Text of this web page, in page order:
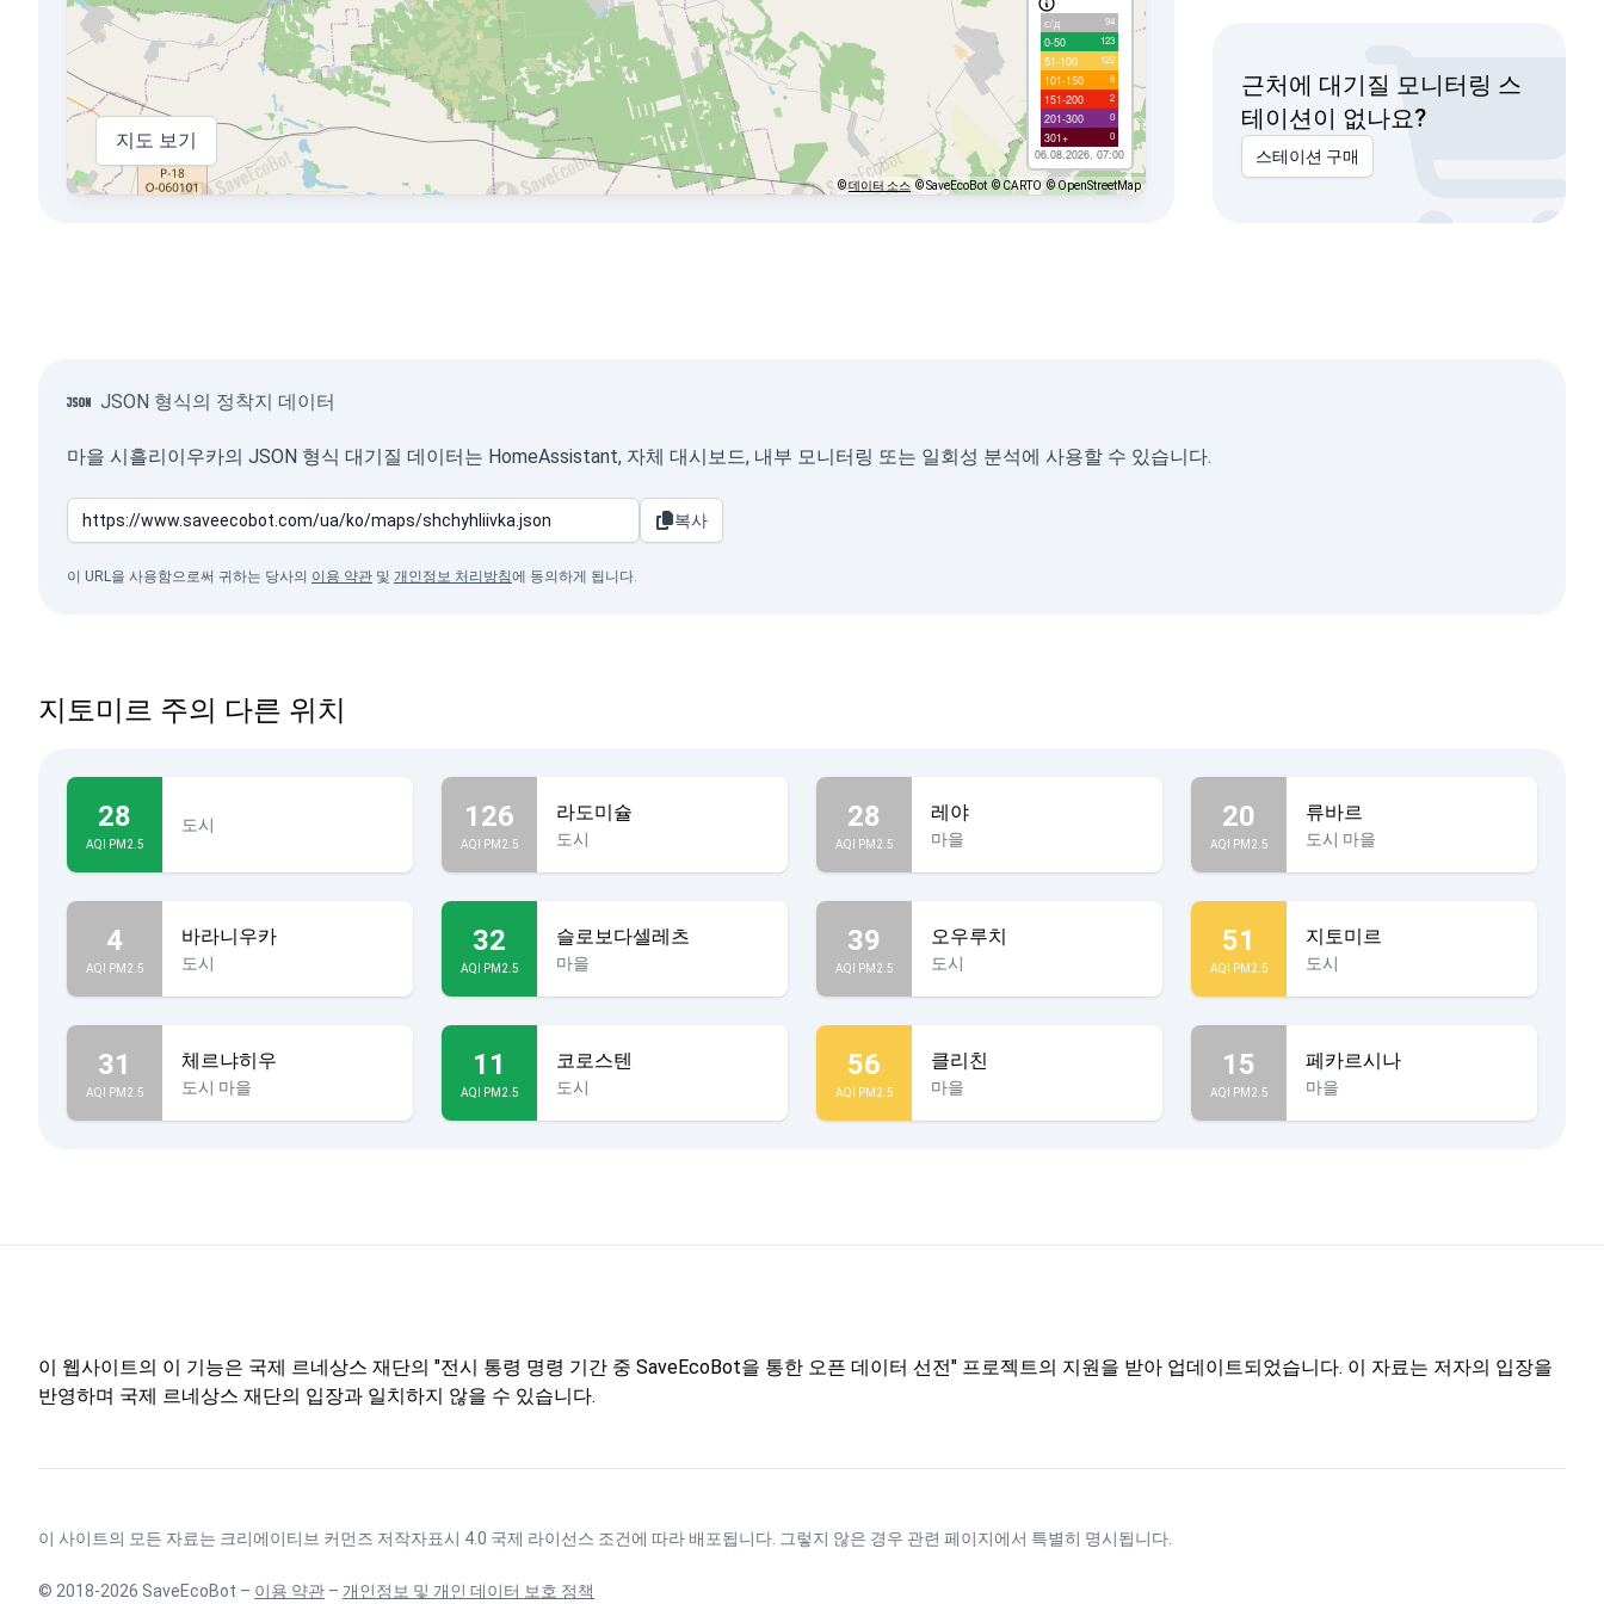
с/д 94
0-50 123
51-100 122
101-150 8
151-200 2
201-300 0
301+ 0
06.08.2026, 07:00
지도 보기
©데이터 소스 © SaveEcoBot © CARTO © OpenStreetMap
근처에 대기질 모니터링 스
테이션이 없나요?
스테이션 구매
JSON 형식의 정착지 데이터
마을 시흘리이우카의 JSON 형식 대기질 데이터는 HomeAssistant, 자체 대시보드, 내부 모니터링 또는 일회성 분석에 사용할 수 있습니다.
복사
이 URL을 사용함으로써 귀하는 당사의 이용 약관 및 개인정보 처리방침에 동의하게 됩니다.
지토미르 주의 다른 위치
28
AQI PM2.5
도시 126
AQI PM2.5
라도미슐
도시
28
AQI PM2.5
레야
마을
20
AQI PM2.5
류바르
도시 마을
4
AQI PM2.5
바라니우카
도시
32
AQI PM2.5
슬로보다셀레츠
마을
39
AQI PM2.5
오우루치
도시
51
AQI PM2.5
지토미르
도시
31
AQI PM2.5
체르냐히우
도시 마을
11
AQI PM2.5
코로스텐
도시
56
AQI PM2.5
클리친
마을
15
AQI PM2.5
페카르시나
마을
이 웹사이트의 이 기능은 국제 르네상스 재단의 "전시 통령 명령 기간 중 SaveEcoBot을 통한 오픈 데이터 선전" 프로젝트의 지원을 받아 업데이트되었습니다. 이 자료는 저자의 입장을
반영하며 국제 르네상스 재단의 입장과 일치하지 않을 수 있습니다.
이 사이트의 모든 자료는 크리에이티브 커먼즈 저작자표시 4.0 국제 라이선스 조건에 따라 배포됩니다. 그렇지 않은 경우 관련 페이지에서 특별히 명시됩니다.
© 2018-2026 SaveEcoBot – 이용 약관 – 개인정보 및 개인 데이터 보호 정책